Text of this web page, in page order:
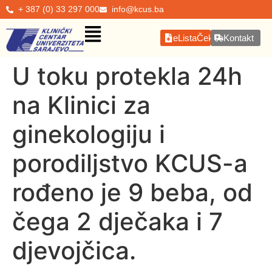
+ 387 (0) 33 297 000 info@kcus.ba
eListaČekanjaKontakt
U toku protekla 24h
na Klinici za
ginekologiju i
porodiljstvo KCUS-a
rođeno je 9 beba, od
čega 2 dječaka i 7
djevojčica.